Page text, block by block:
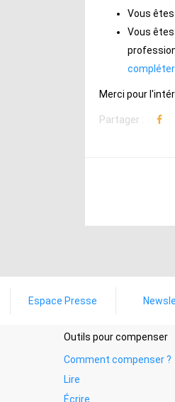
Vous
Vous
Merci pour
Partager :
Espace Presse
Outils pour compenser
Comment compenser ?
Lire
Écrire